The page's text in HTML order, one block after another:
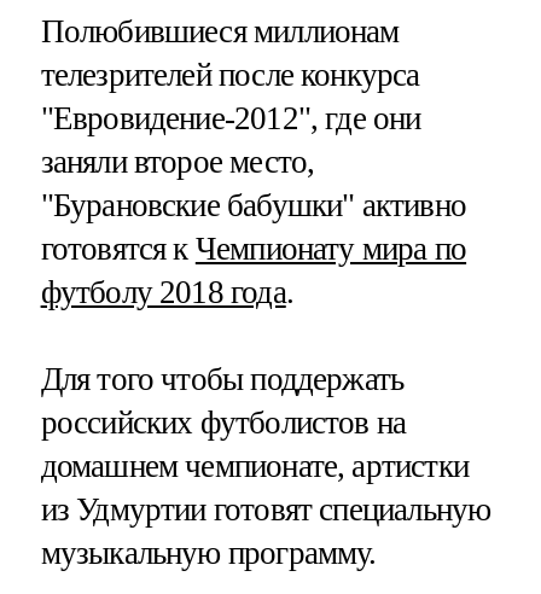
Полюбившиеся миллионам
телезрителей после конкурса
"Евровидение-2012", где они
заняли второе место,
"Бурановские бабушки" активно
готовятся к Чемпионату мира по
футболу 2018 года.
Для того чтобы поддержать
российских футболистов на
домашнем чемпионате, артистки
из Удмуртии готовят специальную
музыкальную программу.